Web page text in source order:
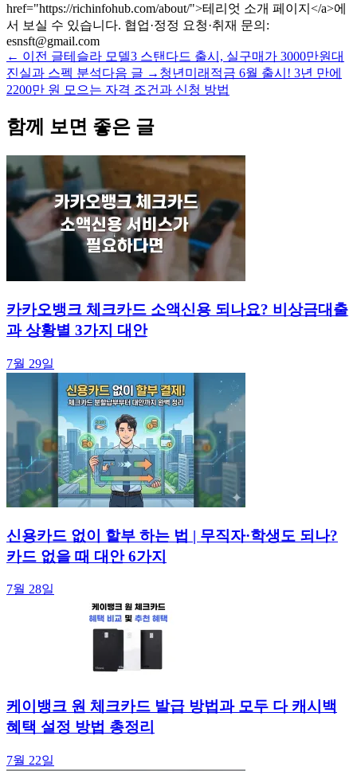
href="https://richinfohub.com/about/">테리엇 소개 페이지</a>에
서 보실 수 있습니다. 협업·정정 요청·취재 문의:
esnsft@gmail.com
← 이전 글테슬라 모델3 스탠다드 출시, 실구매가 3000만원대
진실과 스펙 분석다음 글 → 청년미래적금 6월 출시! 3년 만에
2200만 원 모으는 자격 조건과 신청 방법
함께 보면 좋은 글
카카오뱅크 체크카드 소액신용 되나요? 비상금대출
과 상황별 3가지 대안
7월 29일
신용카드 없이 할부 하는 법 | 무직자·학생도 되나?
카드 없을 때 대안 6가지
7월 28일
케이뱅크 원 체크카드 발급 방법과 모두 다 캐시백
혜택 설정 방법 총정리
7월 22일